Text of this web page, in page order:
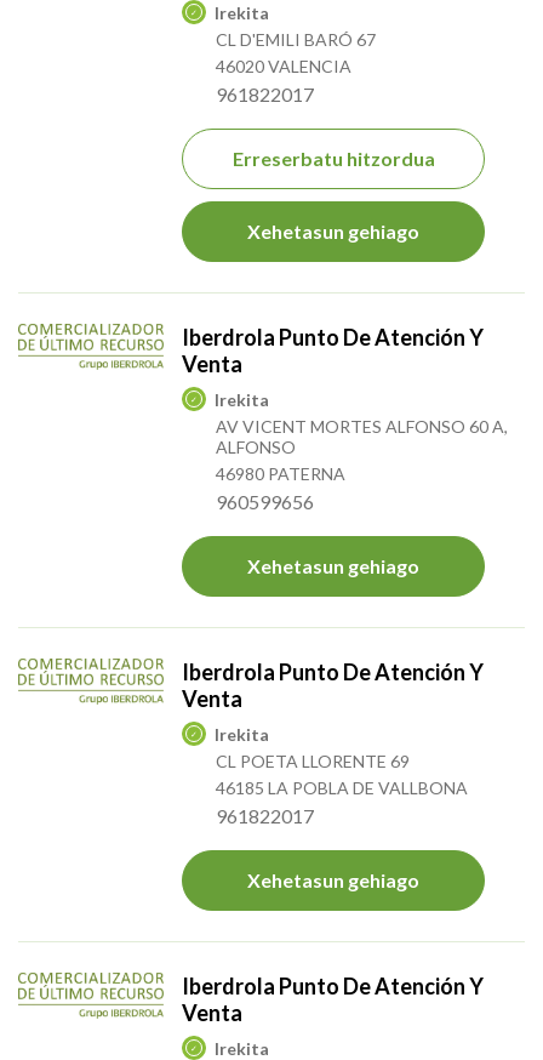
Irekita
CL D'EMILI BARÓ 67
46020 VALENCIA
961822017
Erreserbatu hitzordua
Xehetasun gehiago
Iberdrola Punto De Atención Y
Venta
Irekita
AV VICENT MORTES ALFONSO 60 A,
ALFONSO
46980 PATERNA
960599656
Xehetasun gehiago
Iberdrola Punto De Atención Y
Venta
Irekita
CL POETA LLORENTE 69
46185 LA POBLA DE VALLBONA
961822017
Xehetasun gehiago
Iberdrola Punto De Atención Y
Venta
Irekita